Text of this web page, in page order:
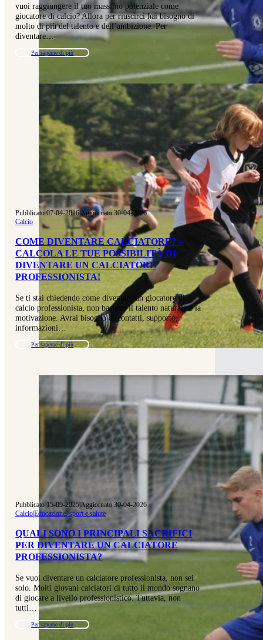
vuoi raggiungere il tuo massimo potenziale come
giocatore di calcio? Allora per riuscirci hai bisogno di
molto di più del talento e dell’ambizione. Per
diventare…
Per saperne di più
Pubblicato 07-04-2016|Aggiornato 30-04-2026
Calcio
COME DIVENTARE CALCIATORE? –
CALCOLA LE TUE POSSIBILITÀ DI
DIVENTARE UN CALCIATORE
PROFESSIONISTA!
Se ti stai chiedendo come diventare un giocatore di
calcio professionista, non bastano il talento naturale e la
motivazione. Avrai bisogno di contatti, supporto,
informazioni…
Per saperne di più
Pubblicato 15-09-2025|Aggiornato 30-04-2026
Calcio|Educazione, sport e salute
QUALI SONO I PRINCIPALI SACRIFICI
PER DIVENTARE UN CALCIATORE
PROFESSIONISTA?
Se vuoi diventare un calciatore professionista, non sei
solo. Molti giovani calciatori di tutto il mondo sognano
di giocare a livello professionistico. Tuttavia, non
tutti…
Per saperne di più